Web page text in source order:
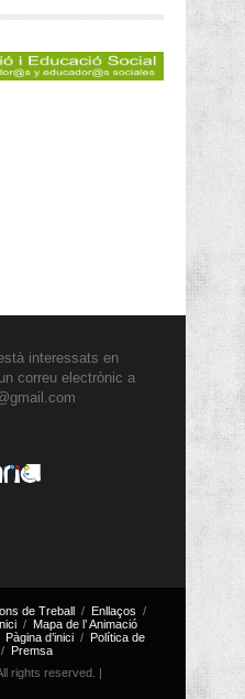
interessats en
correu electrònic a
de Treball
Enllaços
Inici
Mapa de l’ Animació
Pàgina d’inici
Política de
Premsa
rights reserved. |